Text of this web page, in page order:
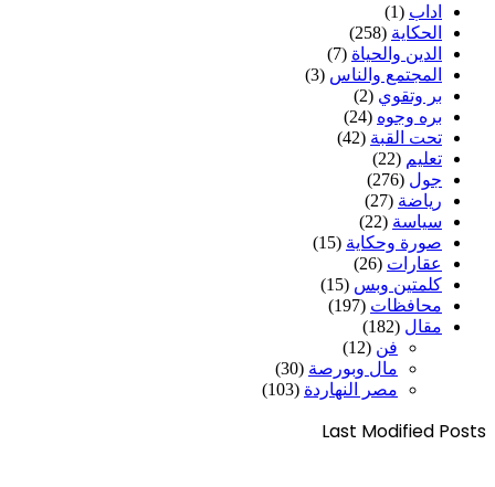
اداب (1)
الحكاية (258)
الدين والحياة (7)
المجتمع والناس (3)
بر وتقوي (2)
بره وجوه (24)
تحت القبة (42)
تعليم (22)
جول (276)
رياضة (27)
سياسة (22)
صورة وحكاية (15)
عقارات (26)
كلمتين وبس (15)
محافظات (197)
مقال (182)
فن (12)
مال وبورصة (30)
مصر النهاردة (103)
Last Modified Posts